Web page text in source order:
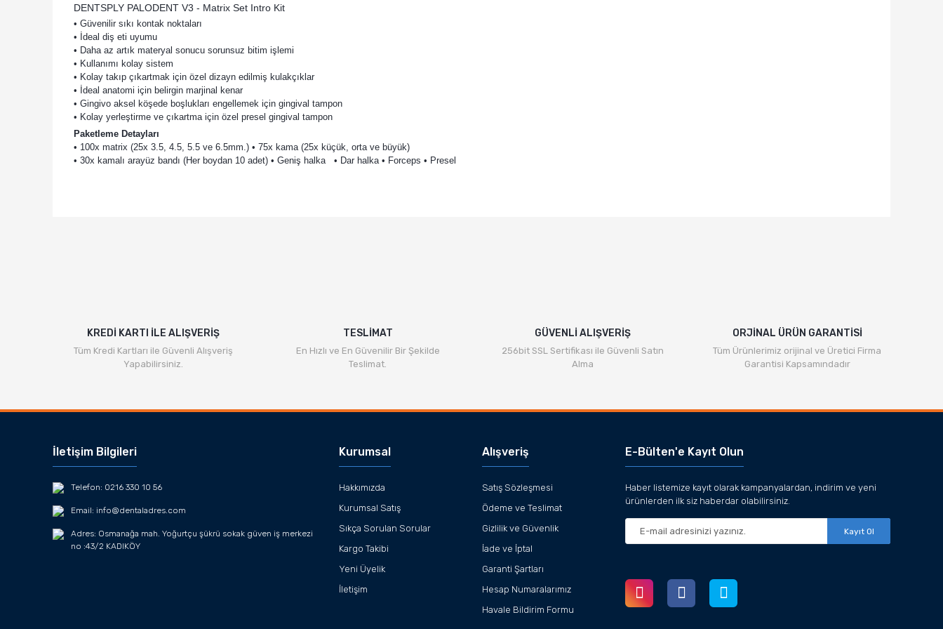
DENTSPLY PALODENT V3 - Matrix Set Intro Kit
• Güvenilir sıkı kontak noktaları
• İdeal diş eti uyumu
• Daha az artık materyal sonucu sorunsuz bitim işlemi
• Kullanımı kolay sistem
• Kolay takıp çıkartmak için özel dizayn edilmiş kulakçıklar
• İdeal anatomi için belirgin marjinal kenar
• Gingivo aksel köşede boşlukları engellemek için gingival tampon
• Kolay yerleştirme ve çıkartma için özel presel gingival tampon
Paketleme Detayları
• 100x matrix (25x 3.5, 4.5, 5.5 ve 6.5mm.) • 75x kama (25x küçük, orta ve büyük)
• 30x kamalı arayüz bandı (Her boydan 10 adet) • Geniş halka • Dar halka • Forceps • Presel
KREDİ KARTI İLE ALIŞVERİŞ
Tüm Kredi Kartları ile Güvenli Alışveriş
Yapabilirsiniz.
TESLİMAT
En Hızlı ve En Güvenilir Bir Şekilde
Teslimat.
GÜVENLİ ALIŞVERİŞ
256bit SSL Sertifikası ile Güvenli Satın
Alma
ORJİNAL ÜRÜN GARANTİSİ
Tüm Ürünlerimiz orijinal ve Üretici Firma
Garantisi Kapsamındadır
İletişim Bilgileri
Telefon: 0216 330 10 56
Email: info@dentaladres.com
Adres: Osmanağa mah. Yoğurtçu şükrü sokak güven iş merkezi
no :43/2 KADIKÖY
Kurumsal
Hakkımızda
Kurumsal Satış
Sıkça Sorulan Sorular
Kargo Takibi
Yeni Üyelik
İletişim
Alışveriş
Satış Sözleşmesi
Ödeme ve Teslimat
Gizlilik ve Güvenlik
İade ve İptal
Garanti Şartları
Hesap Numaralarımız
Havale Bildirim Formu
E-Bülten'e Kayıt Olun
Haber listemize kayıt olarak kampanyalardan, indirim ve yeni
ürünlerden ilk siz haberdar olabilirsiniz.
Kayıt Ol